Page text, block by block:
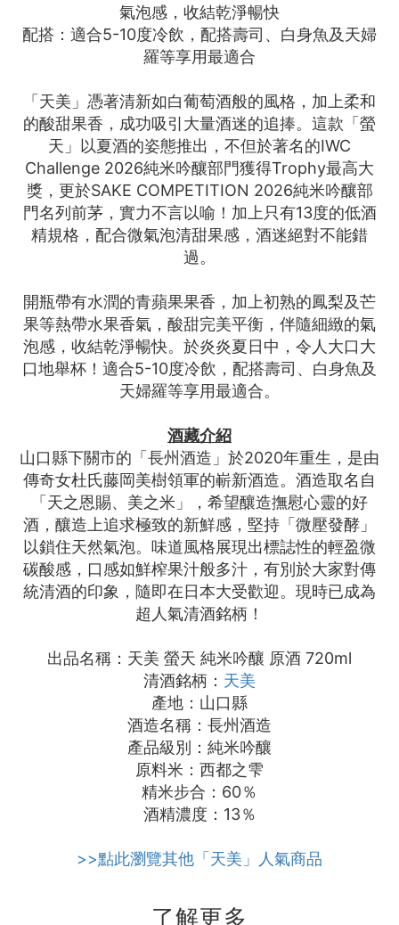
氣泡感，收結乾淨暢快
配搭：適合5-10度冷飲，配搭壽司、白身魚及天婦
羅等享用最適合
「天美」憑著清新如白葡萄酒般的風格，加上柔和
的酸甜果香，成功吸引大量酒迷的追捧。這款「螢
天」以夏酒的姿態推出，不但於著名的IWC
Challenge 2026純米吟釀部門獲得Trophy最高大
獎，更於SAKE COMPETITION 2026純米吟釀部
門名列前茅，實力不言以喻！加上只有13度的低酒
精規格，配合微氣泡清甜果感，酒迷絕對不能錯
過。
開瓶帶有水潤的青蘋果果香，加上初熟的鳳梨及芒
果等熱帶水果香氣，酸甜完美平衡，伴隨細緻的氣
泡感，收結乾淨暢快。於炎炎夏日中，令人大口大
口地舉杯！適合5-10度冷飲，配搭壽司、白身魚及
天婦羅等享用最適合。
酒藏介紹
山口縣下關市的「長州酒造」於2020年重生，是由
傳奇女杜氏藤岡美樹領軍的嶄新酒造。酒造取名自
「天之恩賜、美之米」，希望釀造撫慰心靈的好
酒，釀造上追求極致的新鮮感，堅持「微壓發酵」
以鎖住天然氣泡。味道風格展現出標誌性的輕盈微
碳酸感，口感如鮮榨果汁般多汁，有別於大家對傳
統清酒的印象，隨即在日本大受歡迎。現時已成為
超人氣清酒銘柄！
出品名稱：天美 螢天 純米吟釀 原酒 720ml
清酒銘柄： 天美
產地：山口縣
酒造名稱：長州酒造
產品級別：純米吟釀
原料米：西都之雫
精米步合：60％
酒精濃度：13％
>>點此瀏覽其他「天美」人氣商品
了解更多